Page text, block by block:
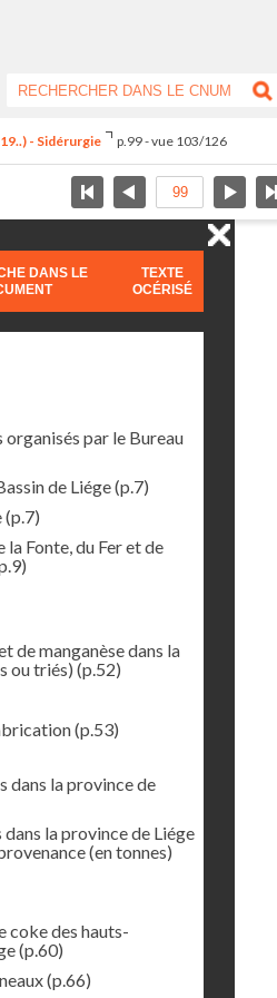
- Sidérurgie p.99 - vue 103/126
DANS LE
TEXTE
OCÉRISÉ
par le Bureau
de Liége(p.7)
(p.7)
Fonte, du Fer et de
de manganèse dans la
ou triés) (p.52)
(p.53)
dans la province de
la province de Liége
(en tonnes)
coke des hauts-
(p.60)
(p.66)